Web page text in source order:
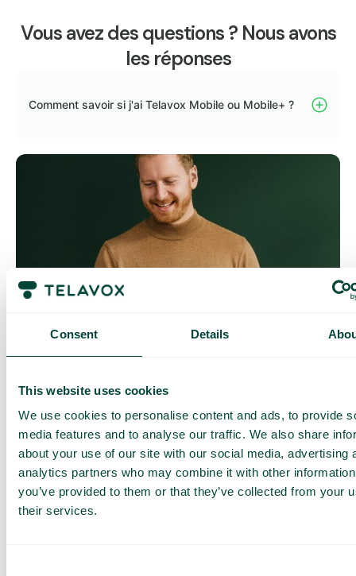
Consent Details
This website uses cookies
We use cookies to personalise content and ads, to provide
media features and to analyse our traffic. We also share
about your use of our site with our social media, advertising
analytics partners who may combine it with other
you’ve provided to them or that they’ve collected from your
their services.
Vous avez des questions ? Nous avons
les réponses
Comment savoir si j'ai Telavox Mobile ou Mobile+ ?
mieux contrôler vos coûts quotidiens lorsque vous surfez en
dehors de l’UE/EEE.
maximal prédéterminé. Une fois que vous avez consommé
cette quantité de data, vous recevez un SMS et avez la
possibilité d’acheter plus de data si nécessaire.
Comment ça marche